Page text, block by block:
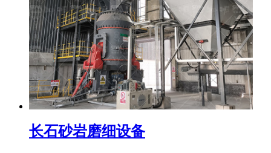
长石砂岩磨细设备